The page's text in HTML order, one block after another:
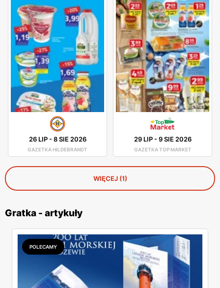
26 LIP-8 SIE 2026
GAZETKA HILDEBRANDT
29 LIP-9 SIE 2026
GAZETKA TOP MARKET
WIĘCEJ (1)
Gratka - artykuły
POLECAMY